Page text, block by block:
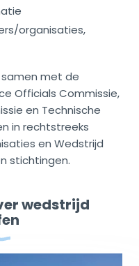
organisaties,
met de
Officials Commissie,
en Technische
in rechtstreeks
en Wedstrijd
stichtingen.
wedstrijd